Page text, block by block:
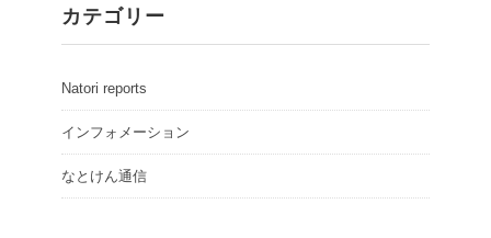
カテゴリー
Natori reports
インフォメーション
なとけん通信